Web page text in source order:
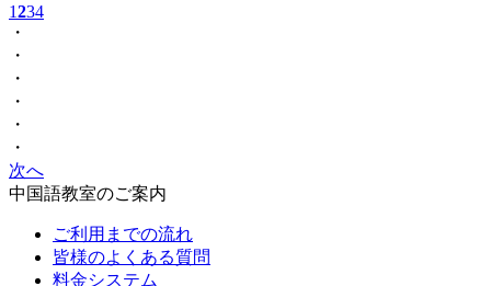
1234
・
・
・
・
・
・
次へ
中国語教室のご案内
ご利用までの流れ
皆様のよくある質問
料金システム